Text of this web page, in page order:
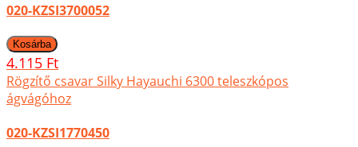
020-KZSI3700052
4.115 Ft
Rögzítő csavar Silky Hayauchi 6300 teleszkópos
ágvágóhoz
020-KZSI1770450